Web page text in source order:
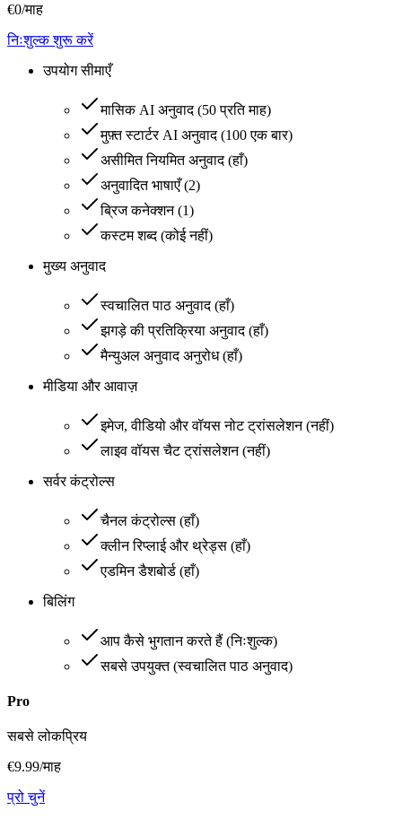
€0/माह
निःशुल्क शुरू करें
उपयोग सीमाएँ
मासिक AI अनुवाद(50 प्रति माह)
मुफ़्त स्टार्टर AI अनुवाद(100 एक बार)
असीमित नियमित अनुवाद(हाँ)
अनुवादित भाषाएँ(2)
ब्रिज कनेक्शन(1)
कस्टम शब्द(कोई नहीं)
मुख्य अनुवाद
स्वचालित पाठ अनुवाद(हाँ)
झगड़े की प्रतिक्रिया अनुवाद(हाँ)
मैन्युअल अनुवाद अनुरोध(हाँ)
मीडिया और आवाज़
इमेज, वीडियो और वॉयस नोट ट्रांसलेशन(नहीं)
लाइव वॉयस चैट ट्रांसलेशन(नहीं)
सर्वर कंट्रोल्स
चैनल कंट्रोल्स (हाँ)
क्लीन रिप्लाई और थ्रेड्स (हाँ)
एडमिन डैशबोर्ड (हाँ)
बिलिंग
आप कैसे भुगतान करते हैं (निःशुल्क)
सबसे उपयुक्त(स्वचालित पाठ अनुवाद)
Pro
सबसे लोकप्रिय
€9.99/माह
प्रो चुनें